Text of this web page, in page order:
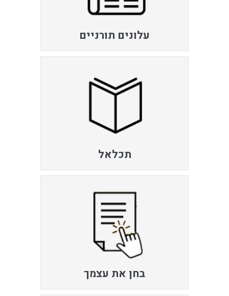
עלונים תורניים
תכלאל
בחן את עצמך